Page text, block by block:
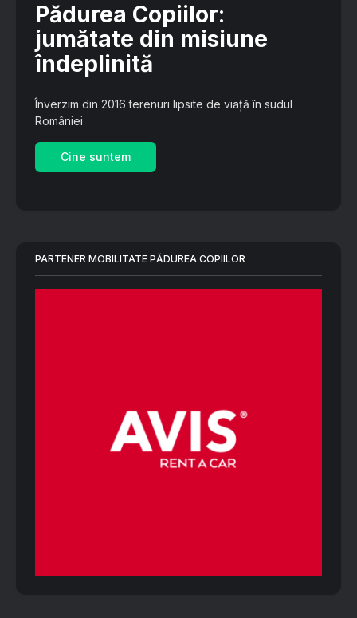
Pădurea Copiilor:
jumătate din misiune
îndeplinită
Înverzim din 2016 terenuri lipsite de viață în sudul
României
Cine suntem
PARTENER MOBILITATE PĂDUREA COPIILOR